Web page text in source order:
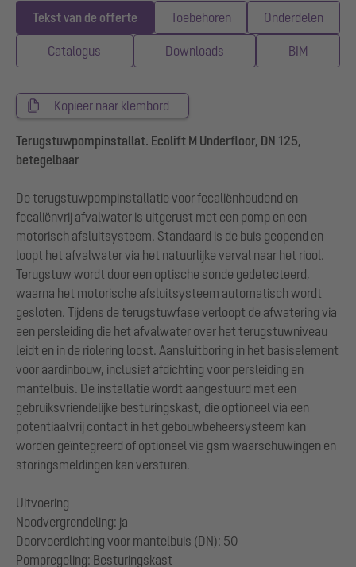
Tekst van de offerte Toebehoren Onderdelen
Catalogus Downloads BIM
Kopieer naar klembord
Terugstuwpompinstallat. Ecolift M Underfloor, DN 125,
betegelbaar
De terugstuwpompinstallatie voor fecaliënhoudend en
fecaliënvrij afvalwater is uitgerust met een pomp en een
motorisch afsluitsysteem. Standaard is de buis geopend en
loopt het afvalwater via het natuurlijke verval naar het riool.
Terugstuw wordt door een optische sonde gedetecteerd,
waarna het motorische afsluitsysteem automatisch wordt
gesloten. Tijdens de terugstuwfase verloopt de afwatering via
een persleiding die het afvalwater over het terugstuwniveau
leidt en in de riolering loost. Aansluitboring in het basiselement
voor aardinbouw, inclusief afdichting voor persleiding en
mantelbuis. De installatie wordt aangestuurd met een
gebruiksvriendelijke besturingskast, die optioneel via een
potentiaalvrij contact in het gebouwbeheersysteem kan
worden geïntegreerd of optioneel via gsm waarschuwingen en
storingsmeldingen kan versturen.
Uitvoering
Noodvergrendeling: ja
Doorvoerdichting voor mantelbuis (DN): 50
Pompregeling: Besturingskast